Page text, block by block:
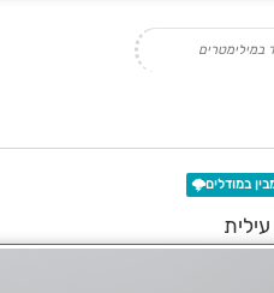
במילימטרים
במודלים🌩️
עילית